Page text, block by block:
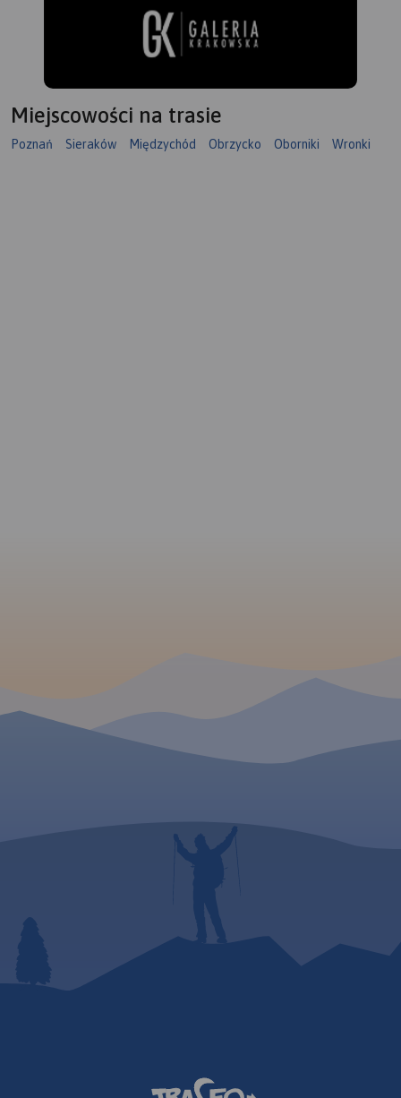
Miejscowości na trasie
Poznań Sieraków Międzychód Obrzycko Oborniki Wronki